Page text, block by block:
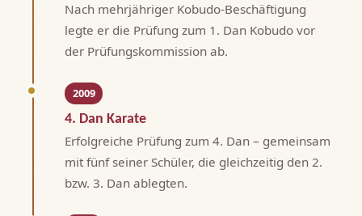
Nach mehrjähriger Kobudo-Beschäftigung
legte er die Prüfung zum 1. Dan Kobudo vor
der Prüfungskommission ab.
2009
4. Dan Karate
Erfolgreiche Prüfung zum 4. Dan – gemeinsam
mit fünf seiner Schüler, die gleichzeitig den 2.
bzw. 3. Dan ablegten.